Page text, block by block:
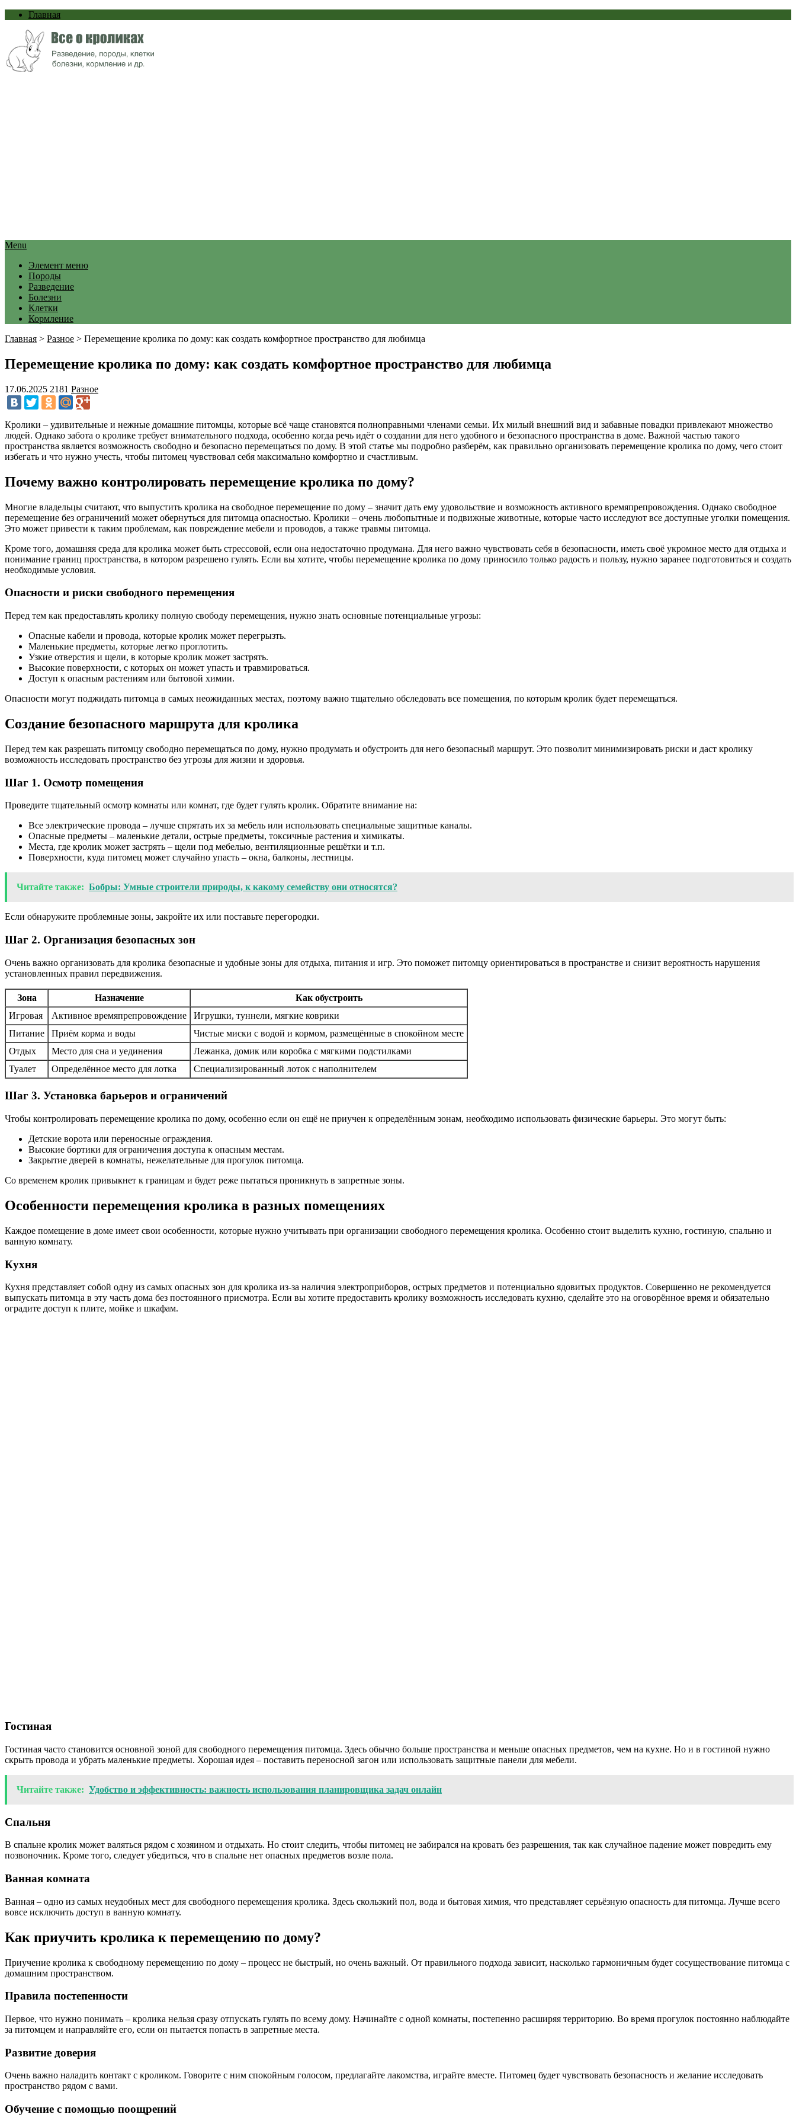
Главная
Menu
Элемент меню
Породы
Разведение
Болезни
Клетки
Кормление
Главная > Разное > Перемещение кролика по дому: как создать комфортное пространство для любимца
Перемещение кролика по дому: как создать комфортное пространство для любимца
17.06.2025 2181 Разное
Кролики – удивительные и нежные домашние питомцы, которые всё чаще становятся полноправными членами семьи. Их милый внешний вид и забавные повадки привлекают множество
людей. Однако забота о кролике требует внимательного подхода, особенно когда речь идёт о создании для него удобного и безопасного пространства в доме. Важной частью такого
пространства является возможность свободно и безопасно перемещаться по дому. В этой статье мы подробно разберём, как правильно организовать перемещение кролика по дому, чего стоит
избегать и что нужно учесть, чтобы питомец чувствовал себя максимально комфортно и счастливым.
Почему важно контролировать перемещение кролика по дому?
Многие владельцы считают, что выпустить кролика на свободное перемещение по дому – значит дать ему удовольствие и возможность активного времяпрепровождения. Однако свободное
перемещение без ограничений может обернуться для питомца опасностью. Кролики – очень любопытные и подвижные животные, которые часто исследуют все доступные уголки помещения.
Это может привести к таким проблемам, как повреждение мебели и проводов, а также травмы питомца.
Кроме того, домашняя среда для кролика может быть стрессовой, если она недостаточно продумана. Для него важно чувствовать себя в безопасности, иметь своё укромное место для отдыха и
понимание границ пространства, в котором разрешено гулять. Если вы хотите, чтобы перемещение кролика по дому приносило только радость и пользу, нужно заранее подготовиться и создать
необходимые условия.
Опасности и риски свободного перемещения
Перед тем как предоставлять кролику полную свободу перемещения, нужно знать основные потенциальные угрозы:
Опасные кабели и провода, которые кролик может перегрызть.
Маленькие предметы, которые легко проглотить.
Узкие отверстия и щели, в которые кролик может застрять.
Высокие поверхности, с которых он может упасть и травмироваться.
Доступ к опасным растениям или бытовой химии.
Опасности могут поджидать питомца в самых неожиданных местах, поэтому важно тщательно обследовать все помещения, по которым кролик будет перемещаться.
Создание безопасного маршрута для кролика
Перед тем как разрешать питомцу свободно перемещаться по дому, нужно продумать и обустроить для него безопасный маршрут. Это позволит минимизировать риски и даст кролику
возможность исследовать пространство без угрозы для жизни и здоровья.
Шаг 1. Осмотр помещения
Проведите тщательный осмотр комнаты или комнат, где будет гулять кролик. Обратите внимание на:
Все электрические провода – лучше спрятать их за мебель или использовать специальные защитные каналы.
Опасные предметы – маленькие детали, острые предметы, токсичные растения и химикаты.
Места, где кролик может застрять – щели под мебелью, вентиляционные решётки и т.п.
Поверхности, куда питомец может случайно упасть – окна, балконы, лестницы.
Читайте также: Бобры: Умные строители природы, к какому семейству они относятся?
Если обнаружите проблемные зоны, закройте их или поставьте перегородки.
Шаг 2. Организация безопасных зон
Очень важно организовать для кролика безопасные и удобные зоны для отдыха, питания и игр. Это поможет питомцу ориентироваться в пространстве и снизит вероятность нарушения
установленных правил передвижения.
Зона Назначение
Как обустроить
Игровая
Активное времяпрепровождение
Игрушки, туннели, мягкие коврики
Питание
Приём корма и воды
Чистые миски с водой и кормом, размещённые в спокойном месте
Отдых
Место для сна и уединения
Лежанка, домик или коробка с мягкими подстилками
Туалет
Определённое место для лотка Специализированный лоток с наполнителем
Шаг 3. Установка барьеров и ограничений
Чтобы контролировать перемещение кролика по дому, особенно если он ещё не приучен к определённым зонам, необходимо использовать физические барьеры. Это могут быть:
Детские ворота или переносные ограждения.
Высокие бортики для ограничения доступа к опасным местам.
Закрытие дверей в комнаты, нежелательные для прогулок питомца.
Со временем кролик привыкнет к границам и будет реже пытаться проникнуть в запретные зоны.
Особенности перемещения кролика в разных помещениях
Каждое помещение в доме имеет свои особенности, которые нужно учитывать при организации свободного перемещения кролика. Особенно стоит выделить кухню, гостиную, спальню и
ванную комнату.
Кухня
Кухня представляет собой одну из самых опасных зон для кролика из-за наличия электроприборов, острых предметов и потенциально ядовитых продуктов. Совершенно не рекомендуется
выпускать питомца в эту часть дома без постоянного присмотра. Если вы хотите предоставить кролику возможность исследовать кухню, сделайте это на оговорённое время и обязательно
оградите доступ к плите, мойке и шкафам.
Гостиная
Гостиная часто становится основной зоной для свободного перемещения питомца. Здесь обычно больше пространства и меньше опасных предметов, чем на кухне. Но и в гостиной нужно
скрыть провода и убрать маленькие предметы. Хорошая идея – поставить переносной загон или использовать защитные панели для мебели.
Читайте также: Удобство и эффективность: важность использования планировщика задач онлайн
Спальня
В спальне кролик может валяться рядом с хозяином и отдыхать. Но стоит следить, чтобы питомец не забирался на кровать без разрешения, так как случайное падение может повредить ему
позвоночник. Кроме того, следует убедиться, что в спальне нет опасных предметов возле пола.
Ванная комната
Ванная – одно из самых неудобных мест для свободного перемещения кролика. Здесь скользкий пол, вода и бытовая химия, что представляет серьёзную опасность для питомца. Лучше всего
вовсе исключить доступ в ванную комнату.
Как приучить кролика к перемещению по дому?
Приучение кролика к свободному перемещению по дому – процесс не быстрый, но очень важный. От правильного подхода зависит, насколько гармоничным будет сосуществование питомца с
домашним пространством.
Правила постепенности
Первое, что нужно понимать – кролика нельзя сразу отпускать гулять по всему дому. Начинайте с одной комнаты, постепенно расширяя территорию. Во время прогулок постоянно наблюдайте
за питомцем и направляйте его, если он пытается попасть в запретные места.
Развитие доверия
Очень важно наладить контакт с кроликом. Говорите с ним спокойным голосом, предлагайте лакомства, играйте вместе. Питомец будет чувствовать безопасность и желание исследовать
пространство рядом с вами.
Обучение с помощью поощрений